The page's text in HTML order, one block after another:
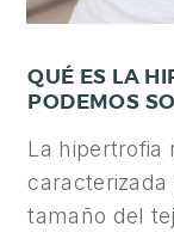
QUÉ ES LA
PODEMOS
La hipertrofia
tamaño del